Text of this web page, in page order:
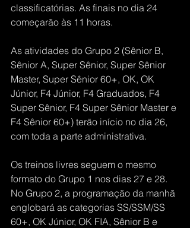
classificatórias. As finais no dia 24
começarão às 11 horas.
As atividades do Grupo 2 (Sênior B,
Sênior A, Super Sênior, Super Sênior
Master, Super Sênior 60+, OK, OK
Júnior, F4 Júnior, F4 Graduados, F4
Super Sênior, F4 Super Sênior Master e
F4 Sênior 60+) terão início no dia 26,
com toda a parte administrativa.
Os treinos livres seguem o mesmo
formato do Grupo 1 nos dias 27 e 28.
No Grupo 2, a programação da manhã
englobará as categorias SS/SSM/SS
60+, OK Júnior, OK FIA, Sênior B e